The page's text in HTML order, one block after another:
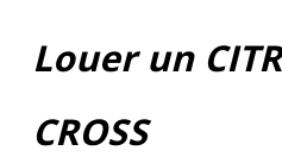
Louer un
CROSS